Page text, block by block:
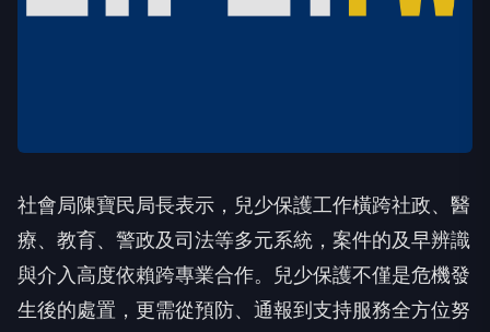
社會局陳寶民局長表示，兒少保護工作橫跨社政、醫
療、教育、警政及司法等多元系統，案件的及早辨識
與介入高度依賴跨專業合作。兒少保護不僅是危機發
生後的處置，更需從預防、通報到支持服務全方位努